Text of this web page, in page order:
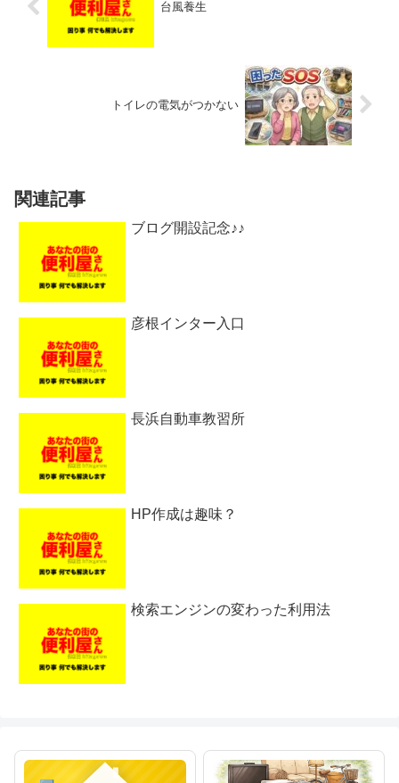
台風養生
トイレの電気がつかない
関連記事
ブログ開設記念♪♪
彦根インター入口
長浜自動車教習所
HP作成は趣味？
検索エンジンの変わった利用法